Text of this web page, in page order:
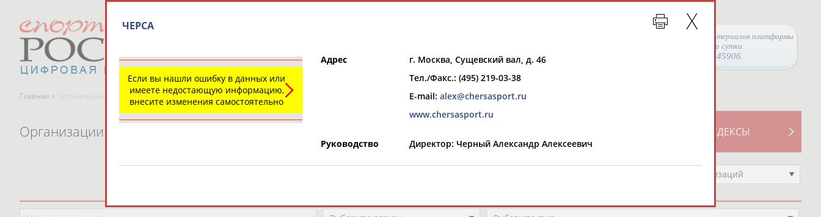
Просмотры материалов платформы
за сутки:
45906
Главная » Организации спортивной отрасли
СВОДНЫЕ ИНДЕКСЫ
Организации спортивной отрасли
Выберите другой тип организаций
ЧЕРСА
Если вы нашли ошибку в данных или
имеете недостающую информацию,
внесите изменения самостоятельно
Адрес
г. Москва, Сущевский вал, д. 46
Тел./Факс.: (495) 219-03-38
E-mail: alex@chersasport.ru
www.сhersasport.ru
Руководство Директор: Черный Александр Алексеевич